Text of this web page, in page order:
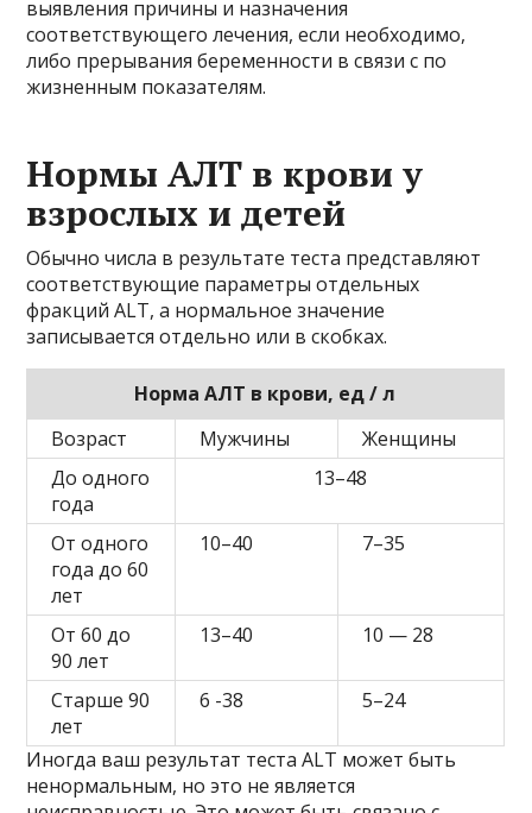
выявления причины и назначения
соответствующего лечения, если необходимо,
либо прерывания беременности в связи с по
жизненным показателям.
Нормы АЛТ в крови у
взрослых и детей
Обычно числа в результате теста представляют
соответствующие параметры отдельных
фракций ALT, а нормальное значение
записывается отдельно или в скобках.
Норма АЛТ в крови, ед / л
Возраст
Мужчины
Женщины
До одного
года
13–48
От одного
года до 60
лет
10–40 7–35
От 60 до
90 лет
13–40 10 — 28
Старше 90
лет
6 -38 5–24
Иногда ваш результат теста ALT может быть
ненормальным, но это не является